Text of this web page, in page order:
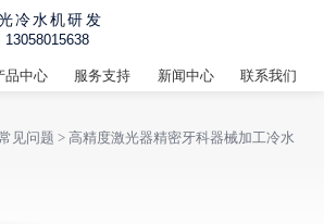
冷水机研发
品中心 服务支持 新闻中心 联系我们
见问题 > 高精度激光器精密牙科器械加工冷水